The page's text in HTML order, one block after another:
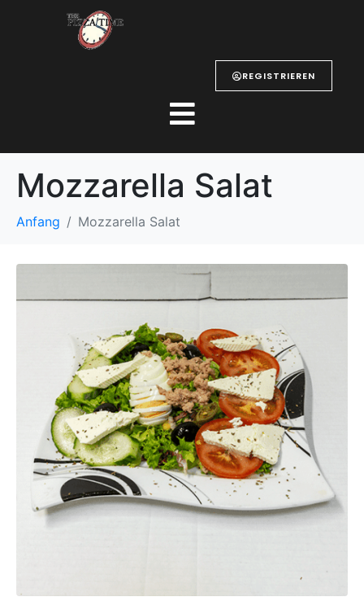
REGISTRIEREN
Mozzarella Salat
Anfang Mozzarella Salat